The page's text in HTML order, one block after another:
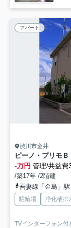
アパート
渋川市金井
ピーノ・プリモＢ
-万円 管理/共益費
/築17年 /2階建
吾妻線「金島」
駐輪場 浄化槽排
TVインターフォン付